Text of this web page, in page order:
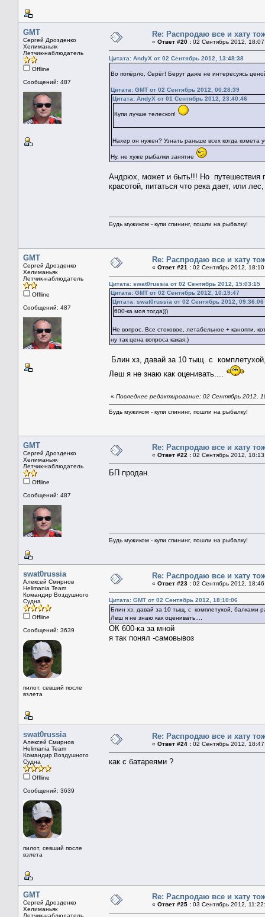
GMT
Сергей Дрозденко
Хелиманьяк
Летчик-наблюдатель
Offline
Сообщений: 487
Re: Распродаю все и хату
« Ответ #20 : 02 Сентябрь 2012,
Цитата: AndyX от 02 Сентябрь 2012, 13:48:38
Во попёрло, Серёг! Берут даже не интересуясь
Цитата: GMT от 02 Сентябрь 2012, 00:28:39
Цитата: AndyX от 01 Сентябрь 2012, 23:40:46
Купи лучше телескоп!
Нахер он нужен? Узнать раньше всех когда комета
Ну, не хуже рыбалки занятие
Андрюх, может и быть!!! Но путешествия
красотой, питаться что река дает, или
Будь мужиком - купи спининг, пошли на рыбалку!
GMT
Сергей Дрозденко
Хелиманьяк
Летчик-наблюдатель
Offline
Сообщений: 487
Re: Распродаю все и хату
« Ответ #21 : 02 Сентябрь 2012,
Цитата: swat0russia от 02 Сентябрь 2012, 15:03:15
Цитата: GMT от 02 Сентябрь 2012, 10:19:47
Цитата: swat0russia от 02 Сентябрь 2012, 09:36:06
600-ка моя тогда)))
Не вопрос. Все стоковое, летабельное + каноппи,
ну так цена вопроса какая,)
Блин хз, давай за 10 тыщ. с
Леш я не знаю как оценивать....
« Последнее редактирование: 02 Сентябрь 2012,
Будь мужиком - купи спининг, пошли на рыбалку!
GMT
Сергей Дрозденко
Хелиманьяк
Летчик-наблюдатель
Offline
Сообщений: 487
Re: Распродаю все и хату
« Ответ #22 : 02 Сентябрь 2012,
БП продан.
Будь мужиком - купи спининг, пошли на рыбалку!
swat0russia
Алексей Смирнов
Helimania Team
Командир Воздушного
Судна
Offline
Сообщений: 3639
пилот, севший после
взлета
Re: Распродаю все и хату
« Ответ #23 : 02 Сентябрь 2012,
Цитата: GMT от 02 Сентябрь 2012, 18:10:06
Блин хз, давай за 10 тыщ. с комплетухой, балками
Леш я не знаю как оценивать....
ОК 600-ка за мной
я так понял -самовывоз
swat0russia
Алексей Смирнов
Helimania Team
Командир Воздушного
Судна
Offline
Сообщений: 3639
пилот, севший после
взлета
Re: Распродаю все и хату
« Ответ #24 : 02 Сентябрь 2012,
как с батареями ?
GMT
Сергей Дрозденко
Хелиманьяк
Летчик-наблюдатель
Re: Распродаю все и хату
« Ответ #25 : 03 Сентябрь 2012,